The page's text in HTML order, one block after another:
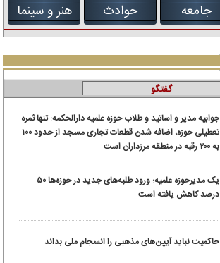
جامعه حوادث هنر و سینما
گفتگو
جوابیه مدیر و اساتید و طلاب حوزه علمیه دارالحکمه: تنها ثمره
تعطیلی حوزه، اضافه شدن قطعات تجاری مسجد از حدود ۱۰۰
به ۲۰۰ رقبه در منطقه مرزداران است
یک مدیرحوزه علمیه: ورود طلبه‌های جدید در حوزه‌ها ۵۰
درصد کاهش یافته است
حاکمیت نباید آیین‌های مذهبی را انسجام ملی بداند